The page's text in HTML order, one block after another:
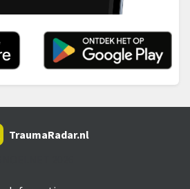
TraumaRadar.nl